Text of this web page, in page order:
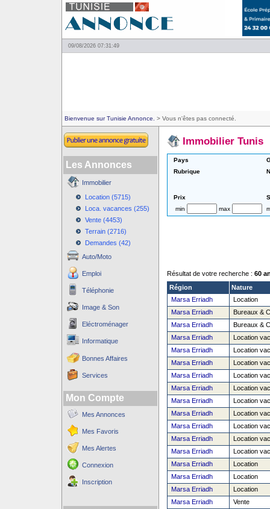
09/08/2026 07:31:49
Bienvenue sur Tunisie Annonce. > Vous n'êtes pas connecté.
Les Annonces
Immobilier
Location (5715)
Loca. vacances (255)
Vente (4453)
Terrain (2716)
Demandes (42)
Auto/Moto
Emploi
Téléphonie
Image & Son
Eléctroménager
Informatique
Bonnes Affaires
Services
Mon Compte
Mes Annonces
Mes Favoris
Mes Alertes
Connexion
Inscription
Immobilier Tunis
Pays
Rubrique
Prix
min
max
Résultat de votre recherche : 60
Région
Nature
Marsa Erriadh
Location
Marsa Erriadh
Bureaux &
Marsa Erriadh
Bureaux &
Marsa Erriadh
Location
Marsa Erriadh
Location
Marsa Erriadh
Location
Marsa Erriadh
Location
Marsa Erriadh
Location
Marsa Erriadh
Location
Marsa Erriadh
Location
Marsa Erriadh
Location
Marsa Erriadh
Location
Marsa Erriadh
Location
Marsa Erriadh
Location
Marsa Erriadh
Location
Marsa Erriadh
Location
Marsa Erriadh
Vente